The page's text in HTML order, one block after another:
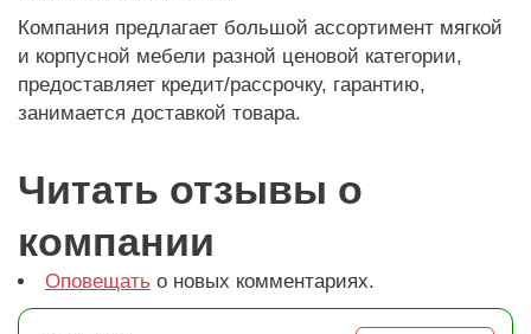
Компания предлагает большой ассортимент мягкой
и корпусной мебели разной ценовой категории,
предоставляет кредит/рассрочку, гарантию,
занимается доставкой товара.
Читать отзывы о
компании
Оповещать о новых комментариях.